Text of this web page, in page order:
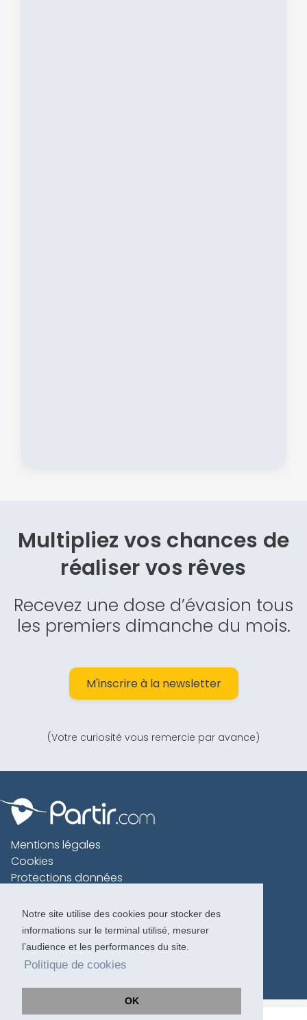
Notre site utilise des cookies pour stocker des
informations sur le terminal utilisé, mesurer
l’audience et les performances du site.
Politique de cookies
OK
Multipliez vos chances de
réaliser vos rêves
Recevez une dose d’évasion tous
les premiers dimanche du mois.
M'inscrire à la newsletter
(Votre curiosité vous remercie par avance)
Mentions légales
Cookies
Protections données
Charte voyageur
Copyright 1996-2026